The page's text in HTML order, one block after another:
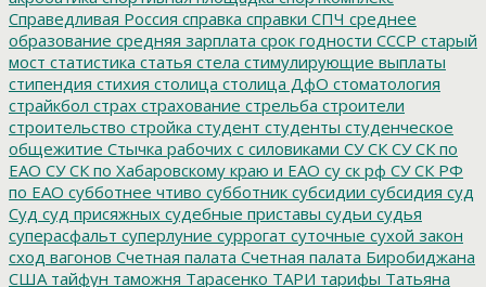
Справедливая Россия справка справки СПЧ среднее
образование средняя зарплата срок годности СССР старый
мост статистика статья стела стимулирующие выплаты
стипендия стихия столица столица ДфО стоматология
страйкбол страх страхование стрельба строители
строительство стройка студент студенты студенческое
общежитие Стычка рабочих с силовиками СУ СК СУ СК по
ЕАО СУ СК по Хабаровскому краю и ЕАО су ск рф СУ СК РФ
по ЕАО субботнее чтиво субботник субсидии субсидия суд
Суд суд присяжных судебные приставы судьи судья
суперасфальт суперлуние суррогат суточные сухой закон
сход вагонов Счетная палата Счетная палата Биробиджана
США тайфун таможня Тарасенко ТАРИ тарифы Татьяна